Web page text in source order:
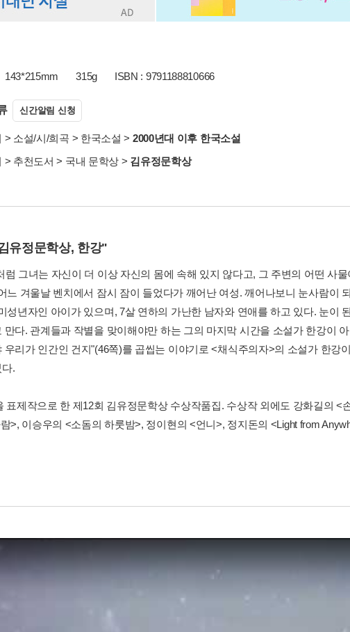
143*215mm 315g ISBN : 9791188810666
신간알림 신청
> 소설/시/희곡 > 한국소설 > 2000년대 이후 한국소설
> 추천도서 > 국내 문학상 > 김유정문학상
유정문학상, 한강"
럼 그녀는 자신이 더 이상 자신의 몸에 속해 있지 않다고, 그 주변의 어떤 사
느 겨울날 벤치에서 잠시 잠이 들었다가 깨어난 여성. 깨어나보니 눈사람이
성년자인 아이가 있으며, 7살 연하의 가난한 남자와 연애를 하고 있다. 눈이
만다. 관계들과 작별을 맞이해야만 하는 그의 마지막 시간을 소설가 한강이
우리가 인간인 건지"(46쪽)를 곱씹는 이야기로 <채식주의자>의 소설가 한강
.
표제작으로 한 제12회 김유정문학상 수상작품집. 수상작 외에도 강화길의 <
>, 이승우의 <소돔의 하룻밤>, 정이현의 <언니>, 정지돈의 <Light from